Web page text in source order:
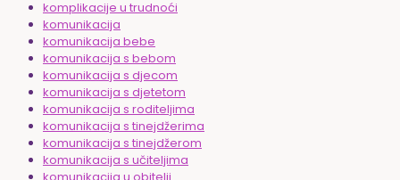
komplikacije u trudnoći
komunikacija
komunikacija bebe
komunikacija s bebom
komunikacija s djecom
komunikacija s djetetom
komunikacija s roditeljima
komunikacija s tinejdžerima
komunikacija s tinejdžerom
komunikacija s učiteljima